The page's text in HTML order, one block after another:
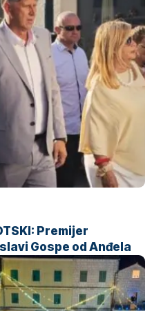
Premijer
Gospe od Anđela